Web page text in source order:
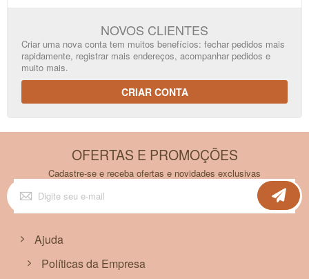
NOVOS CLIENTES
Criar uma nova conta tem muitos benefícios: fechar pedidos mais
rapidamente, registrar mais endereços, acompanhar pedidos e
muito mais.
CRIAR CONTA
OFERTAS E PROMOÇÕES
Cadastre-se e receba ofertas e novidades exclusivas
Inscreva-
se
na
Ajuda
Políticas da Empresa